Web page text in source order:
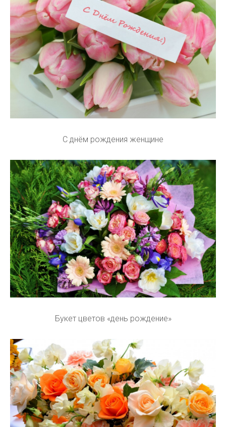
С днём рождения женщине
Букет цветов «день рождение»